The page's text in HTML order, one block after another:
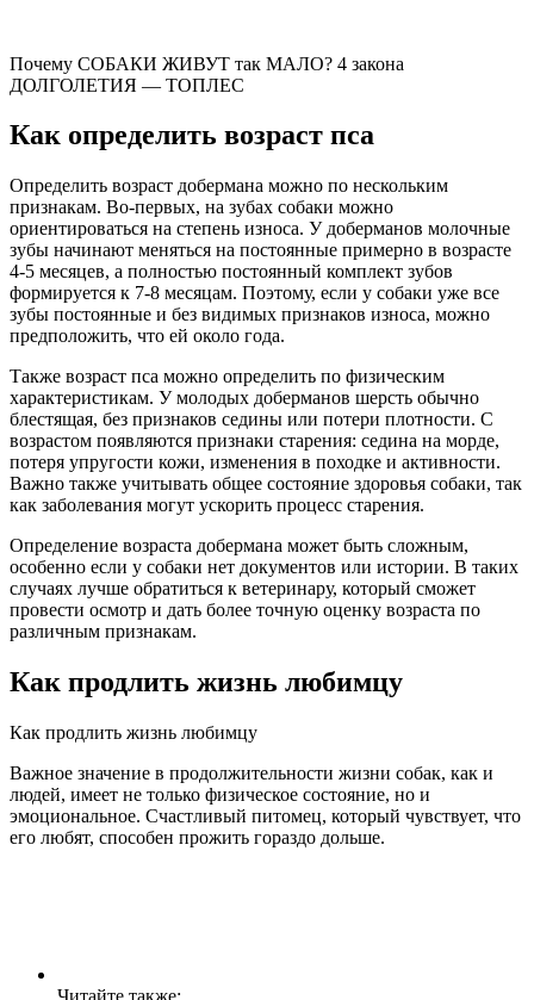
Почему СОБАКИ ЖИВУТ так МАЛО? 4 закона
ДОЛГОЛЕТИЯ — ТОПЛЕС
Как определить возраст пса
Определить возраст добермана можно по нескольким
признакам. Во-первых, на зубах собаки можно
ориентироваться на степень износа. У доберманов молочные
зубы начинают меняться на постоянные примерно в возрасте
4-5 месяцев, а полностью постоянный комплект зубов
формируется к 7-8 месяцам. Поэтому, если у собаки уже все
зубы постоянные и без видимых признаков износа, можно
предположить, что ей около года.
Также возраст пса можно определить по физическим
характеристикам. У молодых доберманов шерсть обычно
блестящая, без признаков седины или потери плотности. С
возрастом появляются признаки старения: седина на морде,
потеря упругости кожи, изменения в походке и активности.
Важно также учитывать общее состояние здоровья собаки, так
как заболевания могут ускорить процесс старения.
Определение возраста добермана может быть сложным,
особенно если у собаки нет документов или истории. В таких
случаях лучше обратиться к ветеринару, который сможет
провести осмотр и дать более точную оценку возраста по
различным признакам.
Как продлить жизнь любимцу
Как продлить жизнь любимцу
Важное значение в продолжительности жизни собак, как и
людей, имеет не только физическое состояние, но и
эмоциональное. Счастливый питомец, который чувствует, что
его любят, способен прожить гораздо дольше.